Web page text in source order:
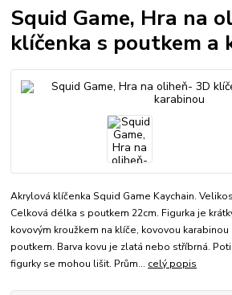
Squid Game, Hra na
klíčenka s poutkem a
Akrylová klíčenka Squid Game Kaychain.
Celková délka s poutkem 22cm. Figurka je
kovovým kroužkem na klíče, kovovou
poutkem. Barva kovu je zlatá nebo stříbrná.
figurky se mohou lišit. Prům... celý popis